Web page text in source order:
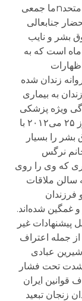
پیلای، کمیسر عالی حقوق بشر سازمان ملل متحدnما جمعی
جنابعالی
بشر و نایب
است که به
۶ سال حبس روانه زندان شده
محمدی در سال ۲۰۱۰ در زندان به بیماری
ویژه پزشکی
است. خانواده ایشان در ملاقات اخیری که روز ۲۵ می‌۲۰۱۲ با
را بسیار
نرگس
که وی را روی
را به سالن ملاقات
فرزندان
غمگین شده‌اند.
غیر
جمله اعتراف
عبادی
شدت تحت فشار
ایران
زنجان تبعید